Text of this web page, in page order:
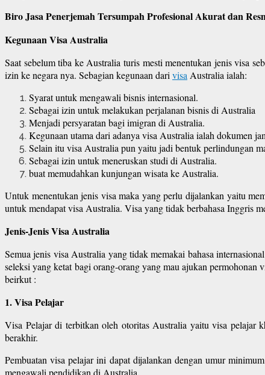
Biro Jasa Penerjemah Tersumpah Profesional Akurat dan
Kegunaan Visa Australia
Saat sebelum tiba ke Australia turis mesti menentukan jenis visa
izin ke negara nya. Sebagian kegunaan dari visa Australia ialah:
Syarat untuk mengawali bisnis internasional.
Sebagai izin untuk melakukan perjalanan bisnis di Australia
Menjadi persyaratan bagi imigran di Australia.
Kegunaan utama dari adanya visa Australia ialah dokumen
Selain itu visa Australia pun yaitu jadi bentuk perlindungan
Sebagai izin untuk meneruskan studi di Australia.
buat memudahkan kunjungan wisata ke Australia.
Untuk menentukan jenis visa maka yang perlu dijalankan yaitu
untuk mendapat visa Australia. Visa yang tidak berbahasa Inggris
Jenis-Jenis Visa Australia
Semua jenis visa Australia yang tidak memakai bahasa
seleksi yang ketat bagi orang-orang yang mau ajukan
beirkut :
1. Visa Pelajar
Visa Pelajar di terbitkan oleh otoritas Australia yaitu visa pelajar
berakhir.
Pembuatan visa pelajar ini dapat dijalankan dengan umur
mengawali pendidikan di Australia.